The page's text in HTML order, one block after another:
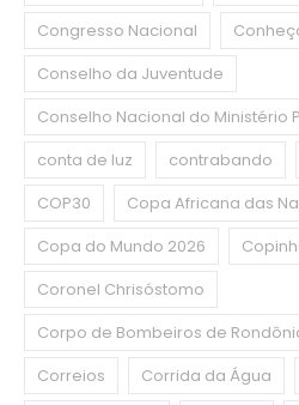
Congresso Nacional
Conselho da Juventude
Conselho Nacional do Ministério
conta de luz
contrabando
COP30
Copa Africana das
Copa do Mundo 2026
Coronel Chrisóstomo
Corpo de Bombeiros de
Correios
Corrida da Água